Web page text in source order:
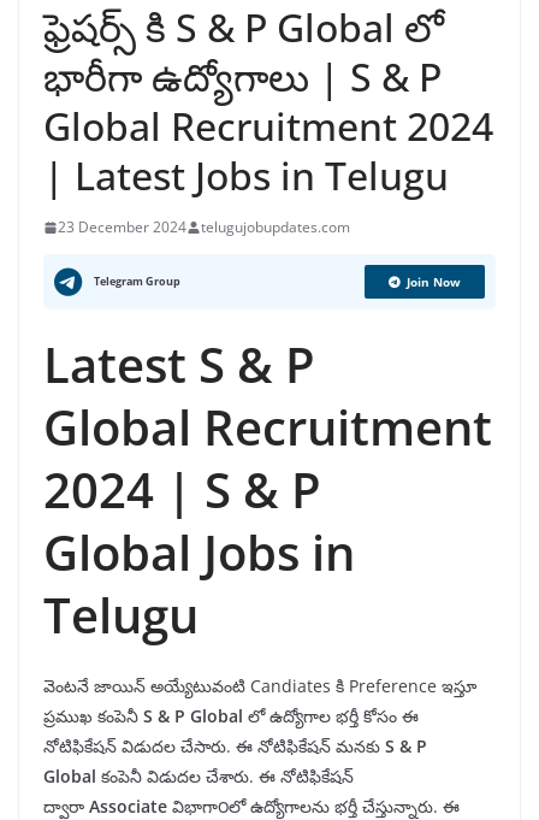
ఫ్రెషర్స్ కి S & P Global లో
భారీగా ఉద్యోగాలు | S & P
Global Recruitment 2024
| Latest Jobs in Telugu
23 December 2024 telugujobupdates.com
Telegram Group Join Now
Latest S & P
Global Recruitment
2024 | S & P
Global Jobs in
Telugu
వెంటనే జాయిన్ అయ్యేటువంటి Candiates కి Preference ఇస్తూ
ప్రముఖ కంపెనీ S & P Global లో ఉద్యోగాల భర్తీ కోసం ఈ
నోటిఫికేషన్ విడుదల చేసారు. ఈ నోటిఫికేషన్ మనకు S & P
Global కంపెనీ విడుదల చేశారు. ఈ నోటిఫికేషన్
ద్వారా Associate విభాగా౦లో ఉద్యోగాలను భర్తీ చేస్తున్నారు. ఈ